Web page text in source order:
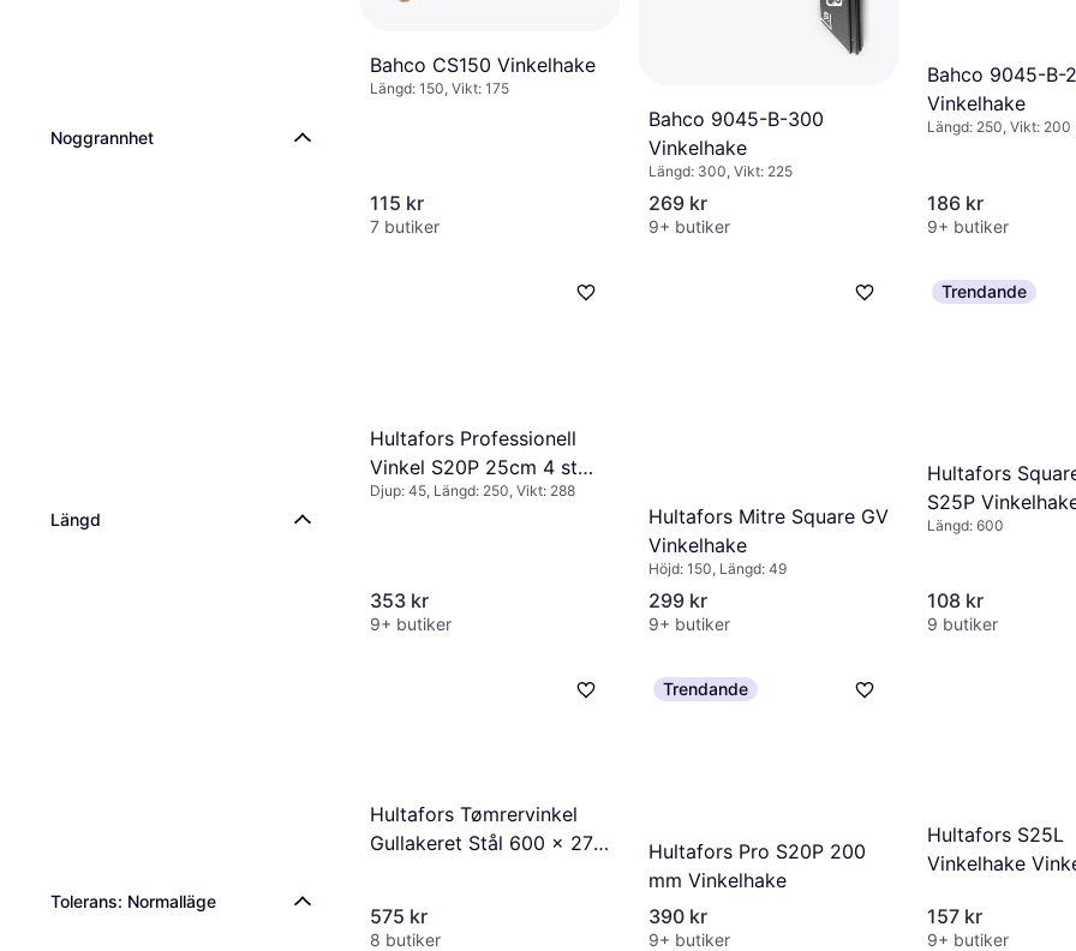
Noggrannhet
Längd
Tolerans: Normalläge
Bahco CS150 Vinkelhake
Längd: 150, Vikt: 175
115 kr
7 butiker
Bahco 9045-B-300
Vinkelhake
Längd: 300, Vikt: 225
269 kr
9+ butiker
Bahco 9045-B-
Vinkelhake
Längd: 250, Vikt: 200
186 kr
9+ butiker
Hultafors Professionell
Vinkel S20P 25cm 4 st
Vinkelhake
Djup: 45, Längd: 250, Vikt: 288
353 kr
9+ butiker
Hultafors Mitre Square GV
Vinkelhake
Höjd: 150, Längd: 49
299 kr
9+ butiker
Trendande
Hultafors
S25P
Längd: 600
108 kr
9 butiker
Hultafors Tømrervinkel
Gullakeret Stål 600 x 273
575 kr
8 butiker
Trendande
Hultafors Pro S20P 200
mm Vinkelhake
390 kr
9+ butiker
Hultafors S25L
Vinkelhake
157 kr
9+ butiker